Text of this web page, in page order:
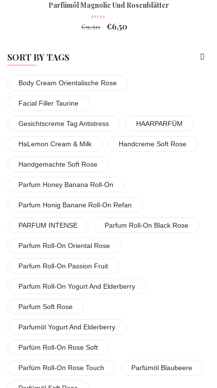
Parfümöl Magnolie Und Rosenblätter
€9,50 €6,50
SORT BY TAGS
Body Cream Orientalische Rose
Facial Filler Taurine
Gesichtscreme Tag Antistress HAARPARFÜM
HaLemon Cream & Milk Handcreme Soft Rose
Handgemachte Soft Rose
Parfum Honey Banana Roll-On
Parfum Honig Banane Roll-On Refan
PARFUM INTENSE Parfum Roll-On Black Rose
Parfum Roll-On Oriental Rose
Parfum Roll-On Passion Fruit
Parfum Roll-On Yogurt And Elderberry
Parfum Soft Rose
Parfumöl Yogurt And Elderberry
Parfüm Roll-On Rose Soft
Parfüm Roll-On Rose Touch Parfümöl Blaubeere